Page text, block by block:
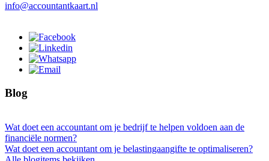
info@accountantkaart.nl
Blog
Wat doet een accountant om je bedrijf te helpen voldoen aan de
financiële normen?
Wat doet een accountant om je belastingaangifte te optimaliseren?